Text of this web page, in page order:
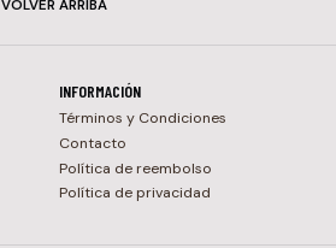
VOLVER ARRIBA
INFORMACIÓN
Términos y Condiciones
Contacto
Política de reembolso
Política de privacidad